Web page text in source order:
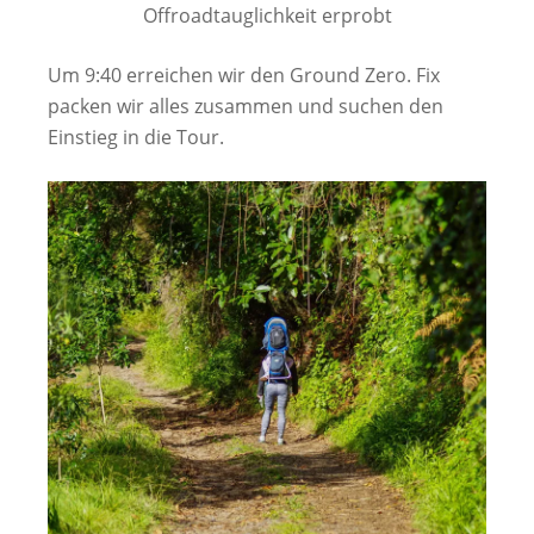
Offroadtauglichkeit erprobt
Um 9:40 erreichen wir den Ground Zero. Fix
packen wir alles zusammen und suchen den
Einstieg in die Tour.